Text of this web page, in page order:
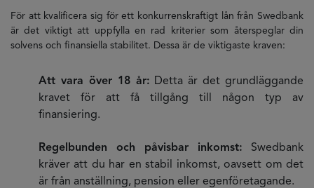
För att kvalificera sig för ett konkurrenskraftigt lån från Swedbank
är det viktigt att uppfylla en rad kriterier som återspeglar din
solvens och finansiella stabilitet. Dessa är de viktigaste kraven:
Att vara över 18 år: Detta är det grundläggande
kravet för att få tillgång till någon typ av
finansiering.
Regelbunden och påvisbar inkomst: Swedbank
kräver att du har en stabil inkomst, oavsett om det
är från anställning, pension eller egenföretagande.